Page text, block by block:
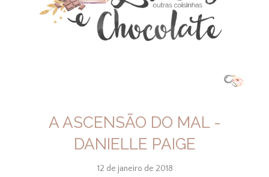
A ASCENSÃO DO MAL -
DANIELLE PAIGE
12 de janeiro de 2018